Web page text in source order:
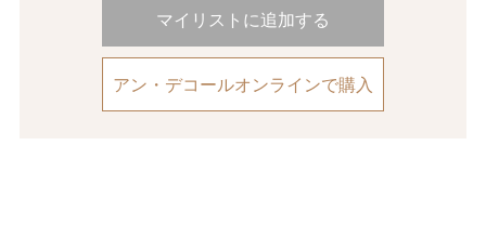
マイリストに追加する
アン・デコールオンラインで購入